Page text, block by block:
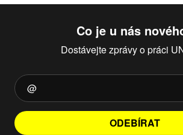
Co je u nás
Dostávejte zprávy o práci
ODEBÍRAT